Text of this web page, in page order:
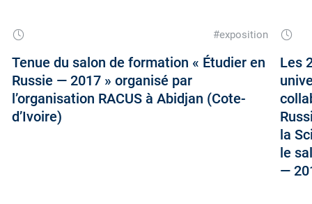
#exposition
Tenue du salon de formation « Étudier en
Russie — 2017 » organisé par
l’organisation RACUS à Abidjan (Cote-
d’Ivoire)
Les
la
le
—